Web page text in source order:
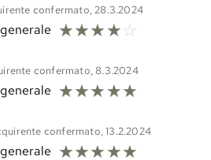
confermato, 28.3.2024
☆☆☆☆☆
confermato, 8.3.2024
☆☆☆☆☆
confermato, 13.2.2024
☆☆☆☆☆